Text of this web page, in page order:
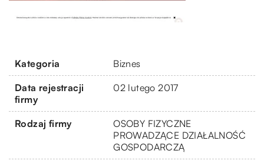
Kategoria Biznes
Data rejestracji
firmy
02 lutego 2017
Rodzaj firmy
OSOBY FIZYCZNE
PROWADZĄCE DZIAŁALNOŚĆ
GOSPODARCZĄ